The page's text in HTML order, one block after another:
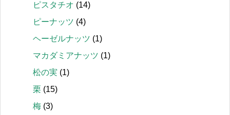
ピスタチオ (14)
ピーナッツ (4)
ヘーゼルナッツ (1)
マカダミアナッツ (1)
松の実 (1)
栗 (15)
梅 (3)